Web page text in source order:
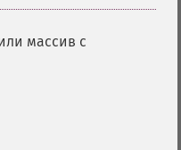
массив с